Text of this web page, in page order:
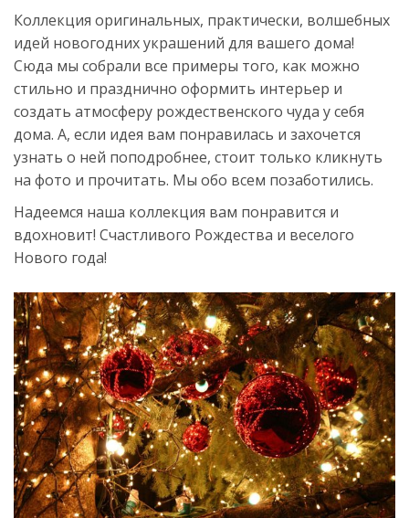
Коллекция оригинальных, практически, волшебных
идей новогодних украшений для вашего дома!
Сюда мы собрали все примеры того, как можно
стильно и празднично оформить интерьер и
создать атмосферу рождественского чуда у себя
дома. А, если идея вам понравилась и захочется
узнать о ней поподробнее, стоит только кликнуть
на фото и прочитать. Мы обо всем позаботились.
Надеемся наша коллекция вам понравится и
вдохновит! Счастливого Рождества и веселого
Нового года!